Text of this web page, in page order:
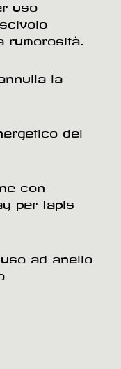
uso
rumorosità.
la
del
con
per tapis
ad anello